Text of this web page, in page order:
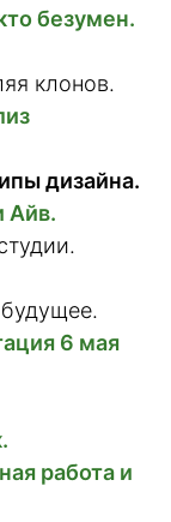
безумен.
клонов.
дизайна.
Айв.
6 мая
работа и